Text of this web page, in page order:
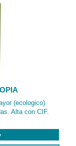
(ecologico).
Alta con CIF.